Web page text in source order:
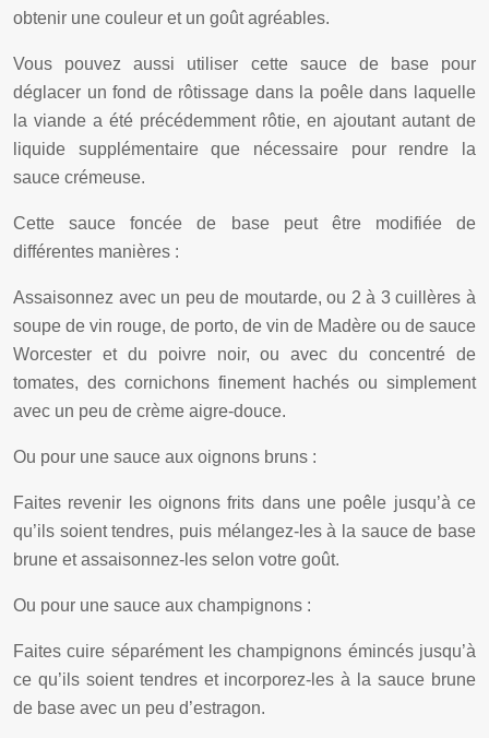
obtenir une couleur et un goût agréables.
Vous pouvez aussi utiliser cette sauce de base pour
déglacer un fond de rôtissage dans la poêle dans laquelle
la viande a été précédemment rôtie, en ajoutant autant de
liquide supplémentaire que nécessaire pour rendre la
sauce crémeuse.
Cette sauce foncée de base peut être modifiée de
différentes manières :
Assaisonnez avec un peu de moutarde, ou 2 à 3 cuillères à
soupe de vin rouge, de porto, de vin de Madère ou de sauce
Worcester et du poivre noir, ou avec du concentré de
tomates, des cornichons finement hachés ou simplement
avec un peu de crème aigre-douce.
Ou pour une sauce aux oignons bruns :
Faites revenir les oignons frits dans une poêle jusqu’à ce
qu’ils soient tendres, puis mélangez-les à la sauce de base
brune et assaisonnez-les selon votre goût.
Ou pour une sauce aux champignons :
Faites cuire séparément les champignons émincés jusqu’à
ce qu’ils soient tendres et incorporez-les à la sauce brune
de base avec un peu d’estragon.